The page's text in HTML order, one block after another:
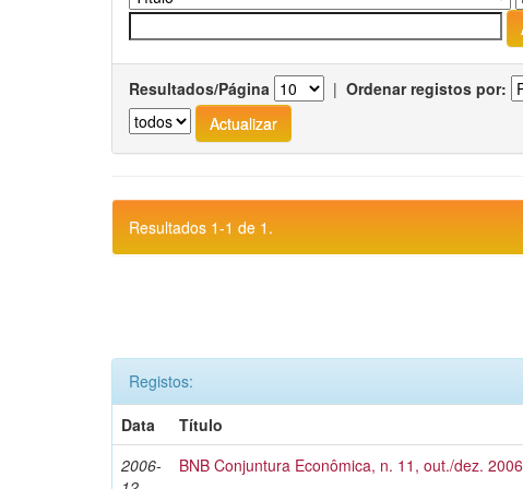
Resultados/Página | Ordenar registos por:
Resultados 1-1 de 1.
Registos:
Data
Título
2006-
BNB Conjuntura Econômica, n. 11, out./dez. 2006